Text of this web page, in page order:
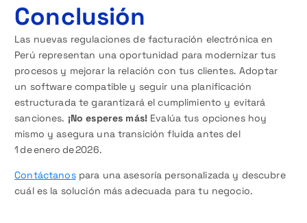
Conclusión
Las nuevas regulaciones de facturación electrónica en
Perú representan una oportunidad para modernizar tus
procesos y mejorar la relación con tus clientes. Adoptar
un software compatible y seguir una planificación
estructurada te garantizará el cumplimiento y evitará
sanciones. ¡No esperes más!Evalúa tus opciones hoy
mismo y asegura una transición fluida antes del
1 de enero de 2026.
Contáctanospara una asesoría personalizada y descubre
cuál es la solución más adecuada para tu negocio.